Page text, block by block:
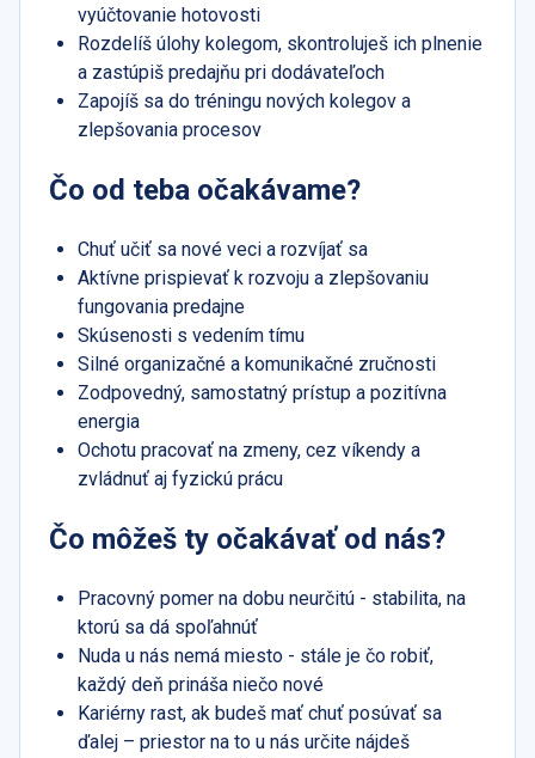
vyúčtovanie hotovosti
Rozdelíš úlohy kolegom, skontroluješ ich plnenie
a zastúpiš predajňu pri dodávateľoch
Zapojíš sa do tréningu nových kolegov a
zlepšovania procesov
Čo od teba očakávame?
Chuť učiť sa nové veci a rozvíjať sa
Aktívne prispievať k rozvoju a zlepšovaniu
fungovania predajne
Skúsenosti s vedením tímu
Silné organizačné a komunikačné zručnosti
Zodpovedný, samostatný prístup a pozitívna
energia
Ochotu pracovať na zmeny, cez víkendy a
zvládnuť aj fyzickú prácu
Čo môžeš ty očakávať od nás?
Pracovný pomer na dobu neurčitú - stabilita, na
ktorú sa dá spoľahnúť
Nuda u nás nemá miesto - stále je čo robiť,
každý deň prináša niečo nové
Kariérny rast, ak budeš mať chuť posúvať sa
ďalej – priestor na to u nás určite nájdeš